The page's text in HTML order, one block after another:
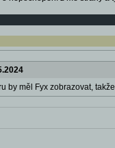
by měl Fyx zobrazovat,